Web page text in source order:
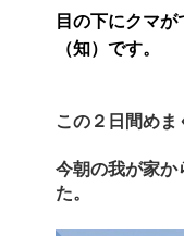
目の下にクマ
（知）です。
この２日間めま
今朝の我が家か
た。